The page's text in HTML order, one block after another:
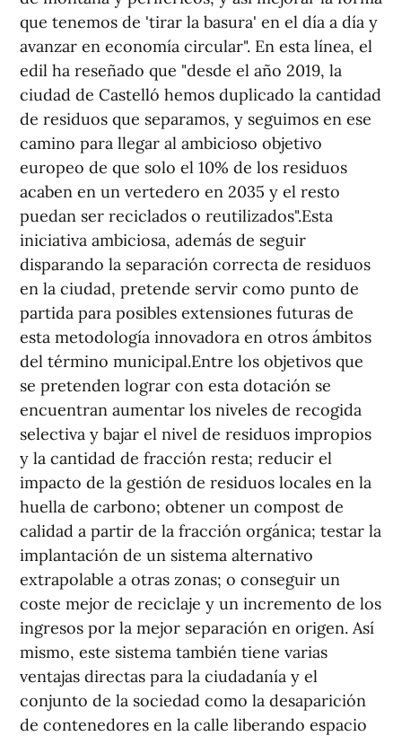
que tenemos de 'tirar la basura' en el día a día y
avanzar en economía circular". En esta línea, el
edil ha reseñado que "desde el año 2019, la
ciudad de Castelló hemos duplicado la cantidad
de residuos que separamos, y seguimos en ese
camino para llegar al ambicioso objetivo
europeo de que solo el 10% de los residuos
acaben en un vertedero en 2035 y el resto
puedan ser reciclados o reutilizados".Esta
iniciativa ambiciosa, además de seguir
disparando la separación correcta de residuos
en la ciudad, pretende servir como punto de
partida para posibles extensiones futuras de
esta metodología innovadora en otros ámbitos
del término municipal.Entre los objetivos que
se pretenden lograr con esta dotación se
encuentran aumentar los niveles de recogida
selectiva y bajar el nivel de residuos impropios
y la cantidad de fracción resta; reducir el
impacto de la gestión de residuos locales en la
huella de carbono; obtener un compost de
calidad a partir de la fracción orgánica; testar la
implantación de un sistema alternativo
extrapolable a otras zonas; o conseguir un
coste mejor de reciclaje y un incremento de los
ingresos por la mejor separación en origen. Así
mismo, este sistema también tiene varias
ventajas directas para la ciudadanía y el
conjunto de la sociedad como la desaparición
de contenedores en la calle liberando espacio